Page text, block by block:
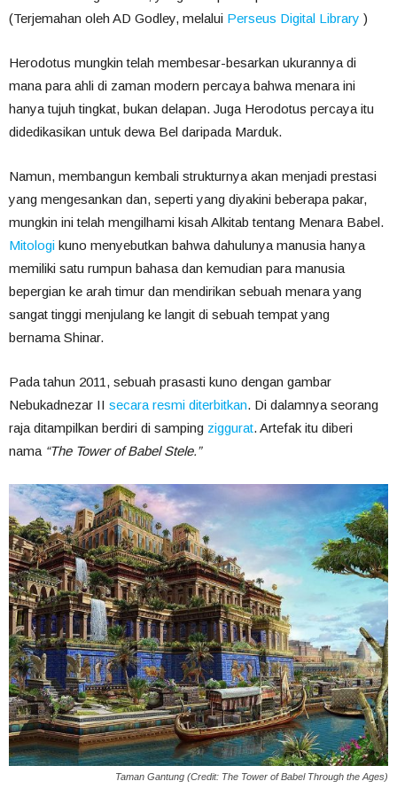
(Terjemahan oleh AD Godley, melalui Perseus Digital Library )
Herodotus mungkin telah membesar-besarkan ukurannya di
mana para ahli di zaman modern percaya bahwa menara ini
hanya tujuh tingkat, bukan delapan. Juga Herodotus percaya itu
didedikasikan untuk dewa Bel daripada Marduk.
Namun, membangun kembali strukturnya akan menjadi prestasi
yang mengesankan dan, seperti yang diyakini beberapa pakar,
mungkin ini telah mengilhami kisah Alkitab tentang Menara Babel.
Mitologi kuno menyebutkan bahwa dahulunya manusia hanya
memiliki satu rumpun bahasa dan kemudian para manusia
bepergian ke arah timur dan mendirikan sebuah menara yang
sangat tinggi menjulang ke langit di sebuah tempat yang
bernama Shinar.
Pada tahun 2011, sebuah prasasti kuno dengan gambar
Nebukadnezar II secara resmi diterbitkan. Di dalamnya seorang
raja ditampilkan berdiri di samping ziggurat. Artefak itu diberi
nama “The Tower of Babel Stele.”
Taman Gantung (Credit: The Tower of Babel Through the Ages)